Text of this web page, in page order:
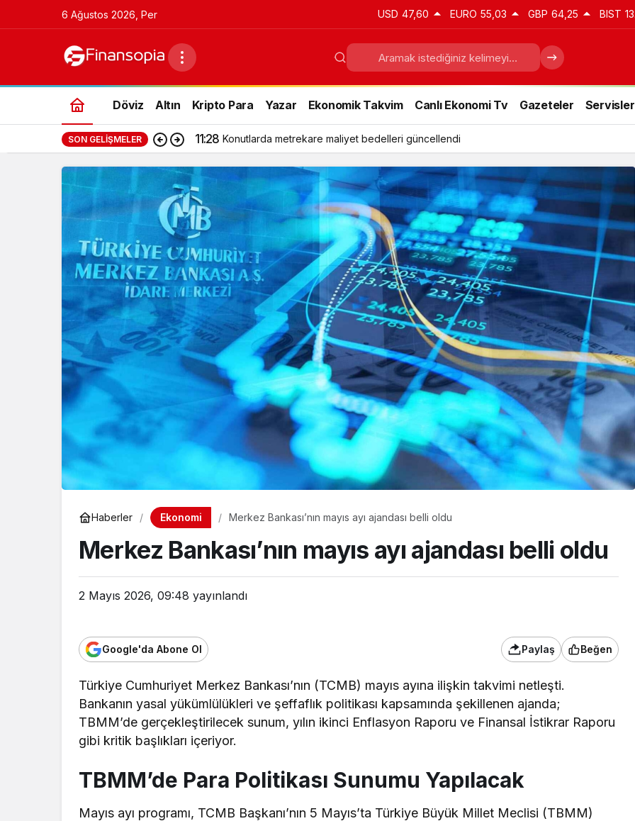
6 Ağustos 2026, Per USD 47,60 EURO 55,03 GBP 64,25 BIST
Döviz Altın Kripto Para Yazar Ekonomik Takvim Canlı Ekonomi Tv Gazeteler Servisler
SON GELIŞMELER 11:28 Konutlarda metrekare maliyet bedelleri güncellendi
Haberler Ekonomi Merkez Bankası’nın mayıs ayı ajandası belli oldu
Merkez Bankası’nın mayıs ayı ajandası belli oldu
2 Mayıs 2026, 09:48 yayınlandı
Google'da Abone Ol Paylaş Beğen
Türkiye Cumhuriyet Merkez Bankası’nın (TCMB) mayıs ayına ilişkin takvimi netleşti.
Bankanın yasal yükümlülükleri ve şeffaflık politikası kapsamında şekillenen ajanda;
TBMM’de gerçekleştirilecek sunum, yılın ikinci Enflasyon Raporu ve Finansal İstikrar Raporu
gibi kritik başlıkları içeriyor.
TBMM’de Para Politikası Sunumu Yapılacak
Mayıs ayı programı, TCMB Başkanı’nın 5 Mayıs’ta Türkiye Büyük Millet Meclisi (TBMM)